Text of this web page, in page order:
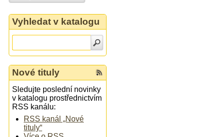
Vyhledat v katalogu
Nové tituly
Sledujte poslední novinky
v katalogu prostřednictvím
RSS kanálu:
RSS kanál „Nové
tituly“